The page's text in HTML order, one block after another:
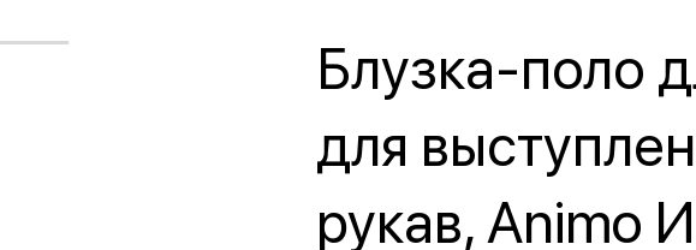
Блузка-поло
для
рукав, Animo